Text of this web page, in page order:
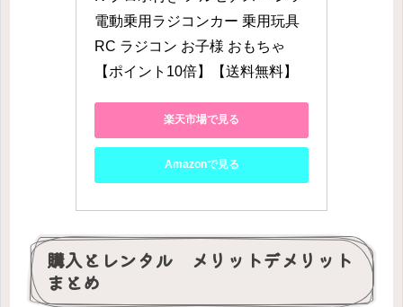
電動乗用ラジコンカー 乗用玩具
RC ラジコン お子様 おもちゃ
【ポイント10倍】【送料無料】
楽天市場で見る
Amazonで見る
購入とレンタル メリットデメリット
まとめ